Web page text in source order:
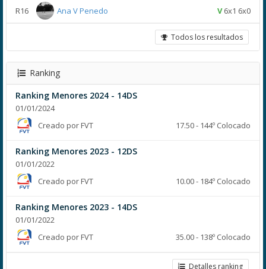
R16 Ana V Penedo V6x1 6x0
Todos los resultados
Ranking
Ranking Menores 2024 - 14DS
01/01/2024
Creado por FVT
17.50 - 144º Colocado
Ranking Menores 2023 - 12DS
01/01/2022
Creado por FVT
10.00 - 184º Colocado
Ranking Menores 2023 - 14DS
01/01/2022
Creado por FVT
35.00 - 138º Colocado
Detalles ranking